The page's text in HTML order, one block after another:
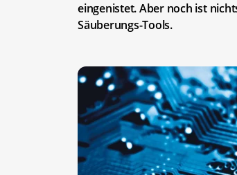
eingenistet. Aber noch ist
Säuberungs-Tools.